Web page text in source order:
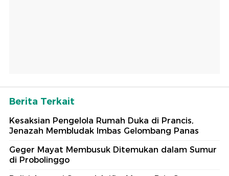
Berita Terkait
Kesaksian Pengelola Rumah Duka di Prancis,
Jenazah Membludak Imbas Gelombang Panas
Geger Mayat Membusuk Ditemukan dalam Sumur
di Probolinggo